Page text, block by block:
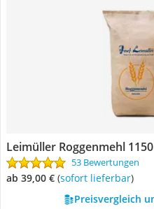
Leimüller Roggenmehl 1150
53 Bewertungen
ab 39,00 € ( Sofort lieferbar)
Preisvergleich